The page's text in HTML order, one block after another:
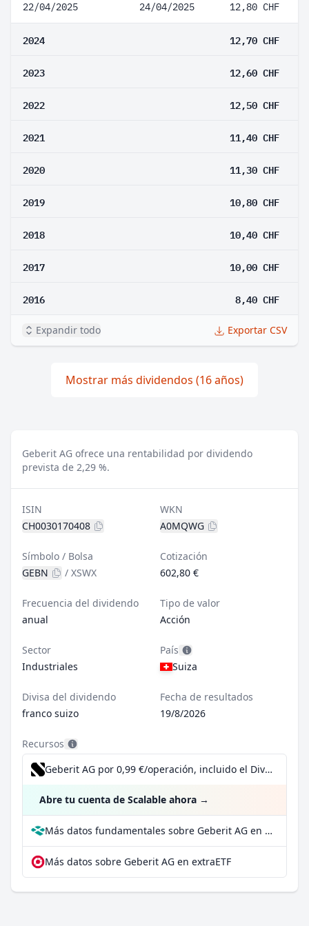
22/04/2025 24/04/2025 12,80 CHF
2024 12,70 CHF
2023 12,60 CHF
2022 12,50 CHF
2021 11,40 CHF
2020 11,30 CHF
2019 10,80 CHF
2018 10,40 CHF
2017 10,00 CHF
2016 8,40 CHF
Expandir todo Exportar CSV
Mostrar más dividendos (16 años)
Geberit AG ofrece una rentabilidad por dividendo
prevista de 2,29 %.
ISIN
CH0030170408
WKN
A0MQWG
Símbolo / Bolsa
GEBN
/ XSWX
Cotización
602,80 €
Frecuencia del dividendo
anual
Tipo de valor
Acción
Sector
Industriales
País
Suiza
Divisa del dividendo
franco suizo
Fecha de resultados
19/8/2026
Recursos
Geberit AG por 0,99 €/operación, incluido el Dividend Reinvestment Plan
Abre tu cuenta de Scalable ahora →
Más datos fundamentales sobre Geberit AG en Parqet
Más datos sobre Geberit AG en extraETF